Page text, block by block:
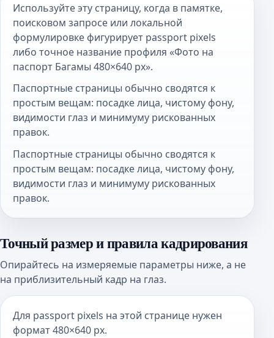
Используйте эту страницу, когда в памятке,
поисковом запросе или локальной
формулировке фигурирует passport pixels
либо точное название профиля «Фото на
паспорт Багамы 480×640 px».
Паспортные страницы обычно сводятся к
простым вещам: посадке лица, чистому фону,
видимости глаз и минимуму рискованных
правок.
Паспортные страницы обычно сводятся к
простым вещам: посадке лица, чистому фону,
видимости глаз и минимуму рискованных
правок.
Точный размер и правила кадрирования
Опирайтесь на измеряемые параметры ниже, а не
на приблизительный кадр на глаз.
Для passport pixels на этой странице нужен
формат 480×640 px.